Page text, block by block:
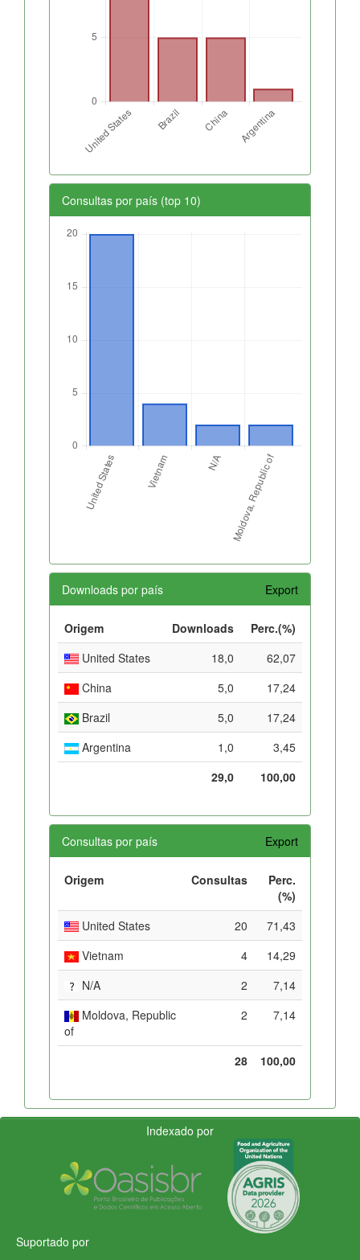
Consultas por país (top 10)
Downloads por país Export
Origem Downloads
Perc.(%)
United States
18,0
62,07
China
5,0
17,24
Brazil
5,0
17,24
Argentina
1,0
3,45
29,0
100,00
Consultas por país Export
Origem Consultas
Perc.
(%)
United States
20
71,43
Vietnam
4
14,29
N/A
2
7,14
Moldova, Republic
of
2 7,14
28 100,00
Indexado por
Suportado por